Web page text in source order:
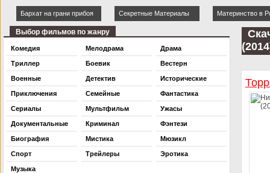
Бархат на грани прибоя
Секретные Материалы
Материнство в
Постели
Выбор фильмов по жанру
Комедия
Триллер
Военные
Приключения
Сериалы
Документальные
Биография
Спорт
Музыка
Мелодрама
Боевик
Детектив
Семейные
Мультфильм
Криминал
Мистика
Трейлеры
Драма
Вестерн
Исторические
Фантастика
Ужасы
Фэнтези
Мюзикл
Эротика